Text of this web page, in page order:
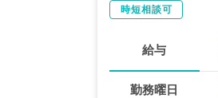
時短相談可
給与
勤務曜日